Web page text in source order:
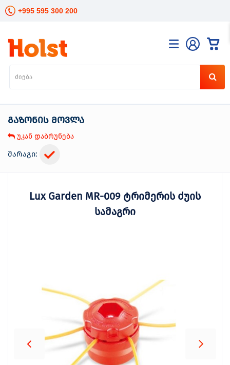
+995 595 300 200
გაზონის მოვლა
უკან დაბრუნება
მარაგი:
Lux Garden MR-009 ტრიმერის ძუის
სამაგრი
კატალოგი
განათება
ინსტრუმენტები
ელექტრო
მოვლა
მცენარეთა
ბრენდები ბლოგი
სოც.